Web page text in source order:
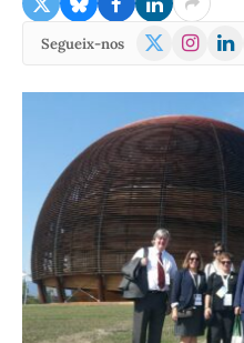
Segueix-nos
X